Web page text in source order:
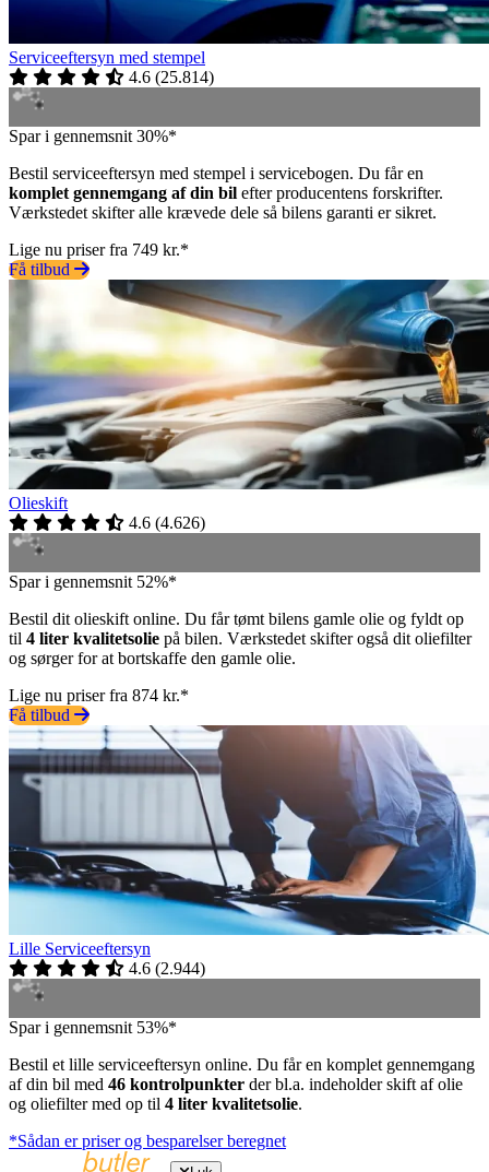
Serviceeftersyn med stempel
4.6 (25.814)
Spar i gennemsnit 30%*
Bestil serviceeftersyn med stempel i servicebogen. Du får en
komplet gennemgang af din bil efter producentens forskrifter.
Værkstedet skifter alle krævede dele så bilens garanti er sikret.
Lige nu priser fra 749 kr.*
Få tilbud
Olieskift
4.6 (4.626)
Spar i gennemsnit 52%*
Bestil dit olieskift online. Du får tømt bilens gamle olie og fyldt op
til 4 liter kvalitetsolie på bilen. Værkstedet skifter også dit oliefilter
og sørger for at bortskaffe den gamle olie.
Lige nu priser fra 874 kr.*
Få tilbud
Lille Serviceeftersyn
4.6 (2.944)
Spar i gennemsnit 53%*
Bestil et lille serviceeftersyn online. Du får en komplet gennemgang
af din bil med 46 kontrolpunkter der bl.a. indeholder skift af olie
og oliefilter med op til 4 liter kvalitetsolie.
*Sådan er priser og besparelser beregnet